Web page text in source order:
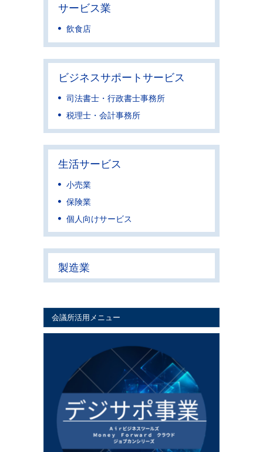
サービス業
飲食店
ビジネスサポートサービス
司法書士・行政書士事務所
税理士・会計事務所
生活サービス
小売業
保険業
個人向けサービス
製造業
会議所活用メニュー